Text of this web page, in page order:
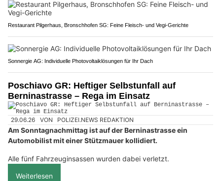
Restaurant Pilgerhaus, Bronschhofen SG: Feine Fleisch- und Vegi-Gerichte
Sonnergie AG: Individuelle Photovoltaiklösungen für Ihr Dach
Poschiavo GR: Heftiger Selbstunfall auf
Berninastrasse – Rega im Einsatz
29.06.26 VON POLIZEI.NEWS REDAKTION
Am Sonntagnachmittag ist auf der Berninastrasse ein
Automobilist mit einer Stützmauer kollidiert.
Alle fünf Fahrzeuginsassen wurden dabei verletzt.
Weiterlesen